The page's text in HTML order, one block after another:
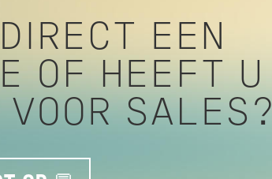
EEN
OF HEEFT U
VOOR SALES?